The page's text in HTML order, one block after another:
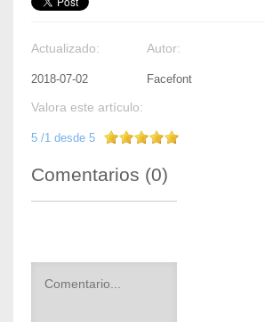
Actualizado:
2018-07-02
Autor:
Facefont
Valora este artículo:
5 /1 desde 5
Comentarios (0)